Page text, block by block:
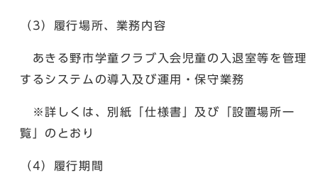
（3）履行場所、業務内容
あきる野市学童クラブ入会児童の入退室等を管理
するシステムの導入及び運用・保守業務
※詳しくは、別紙「仕様書」及び「設置場所一
覧」のとおり
（4）履行期間